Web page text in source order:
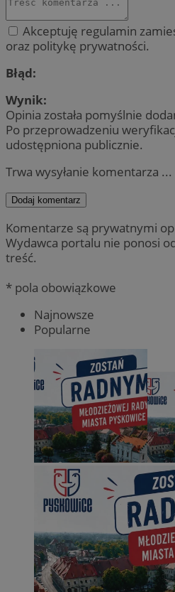
Akceptuję regulamin
oraz politykę prywatności.
Błąd:
Wynik:
Opinia została pomyślnie
Po przeprowadzeniu
udostępniona publicznie.
Trwa wysyłanie komentarza ...
Dodaj komentarz
Komentarze są prywatnymi
Wydawca portalu nie ponosi
treść.
* pola obowiązkowe
Najnowsze
Popularne